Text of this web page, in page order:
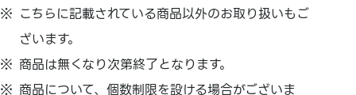
こちらに記載されている商品以外のお取り扱いもご
ざいます。
商品は無くなり次第終了となります。
商品について、個数制限を設ける場合がございま